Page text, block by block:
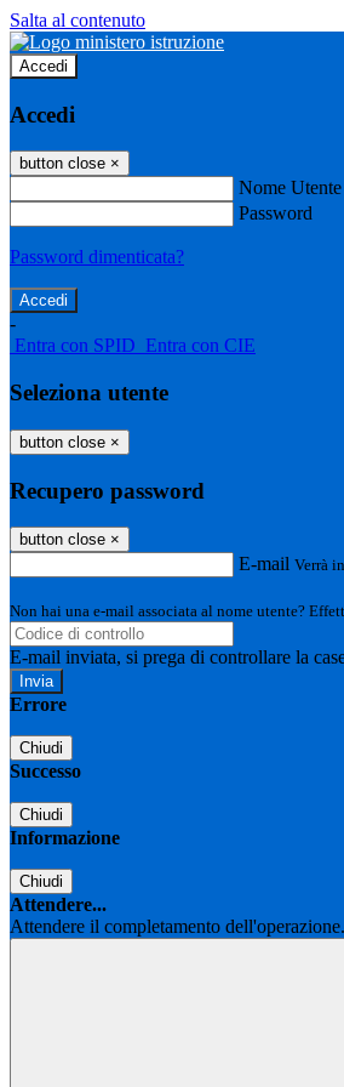
Salta al contenuto
Accedi
Accedi
button close ×
Nome Utente
Password
Password dimenticata?
-
Entra con SPID Entra con CIE
Seleziona utente
button close ×
Recupero password
button close ×
E-mail Verrà
Non hai una e-mail associata al nome utente?
E-mail inviata, si prega di controllare la
Errore
Chiudi
Successo
Chiudi
Informazione
Chiudi
Attendere...
Attendere il completamento